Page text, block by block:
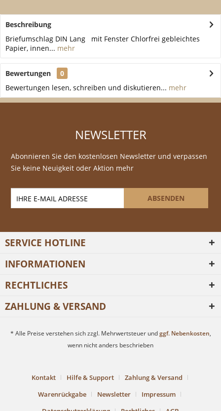
Beschreibung
Briefumschlag DIN Lang mit Fenster Chlorfrei gebleichtes
Papier, innen... mehr
Bewertungen
0
Bewertungen lesen, schreiben und diskutieren... mehr
NEWSLETTER
Abonnieren Sie den kostenlosen Newsletter und verpassen
Sie keine Neuigkeit oder Aktion mehr
ABSENDEN
SERVICE HOTLINE
INFORMATIONEN
RECHTLICHES
ZAHLUNG & VERSAND
* Alle Preise verstehen sich zzgl. Mehrwertsteuer undggf. Nebenkosten,
wenn nicht anders beschrieben
Kontakt Hilfe & Support
Zahlung & Versand
Warenrückgabe
Newsletter
Impressum